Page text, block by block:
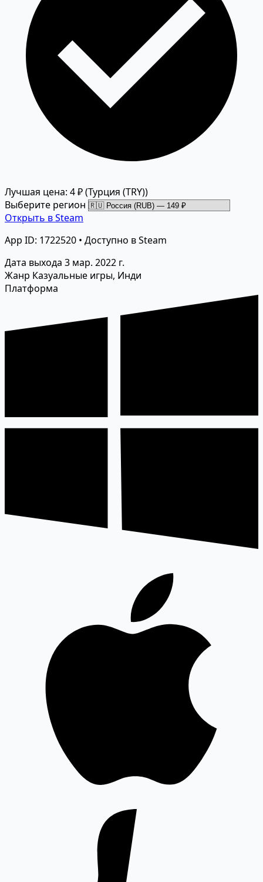
Лучшая цена: 4 ₽(Турция (TRY))
Выберите регион
Открыть в Steam
App ID: 1722520 • Доступно в Steam
Дата выхода 3 мар. 2022 г.
Жанр Казуальные игры, Инди
Платформа